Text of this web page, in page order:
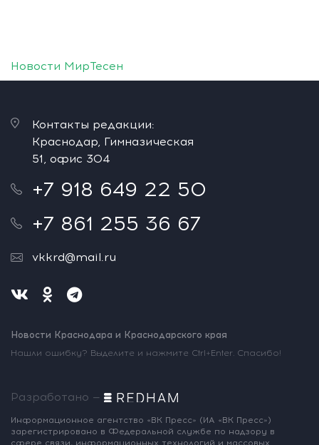
Новости МирТесен
Контакты редакции:
Краснодар, Гимназическая
51, офис 304
+7 918 649 22 50
+7 861 255 36 67
vkkrd@mail.ru
Новости Краснодара и Краснодарского края
Нашли ошибку? Выделите и нажмите Ctrl+Enter. Спасибо!
Разработано —
Информационное агентство «ВК Пресс» (ИА «ВК Пресс»)
зарегистрировано в Федеральной службе по надзору в
сфере связи, информационных технологий и массовых